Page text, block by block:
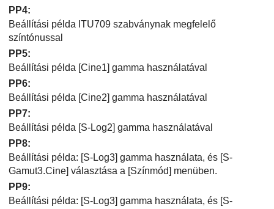
PP4:
Beállítási példa ITU709 szabványnak megfelelő
színtónussal
PP5:
Beállítási példa [Cine1] gamma használatával
PP6:
Beállítási példa [Cine2] gamma használatával
PP7:
Beállítási példa [S-Log2] gamma használatával
PP8:
Beállítási példa: [S-Log3] gamma használata, és [S-
Gamut3.Cine] választása a [Színmód] menüben.
PP9:
Beállítási példa: [S-Log3] gamma használata, és [S-